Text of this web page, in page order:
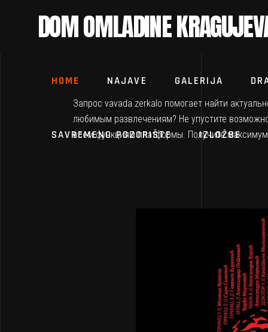
DOM OMLADINE
HOME NAJAVE GALERIJA
SAVREMENO POZORIŠTE IZLOŽBE
Запрос vavada zerkalo помогает найти
любимым развлечениям? Не упустите
всем функциям платформы. Получите максимум